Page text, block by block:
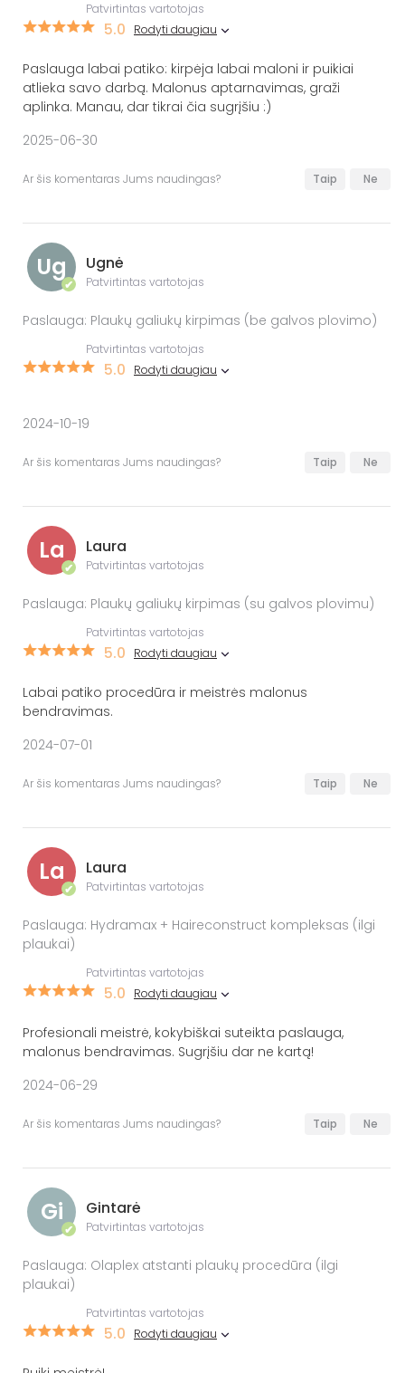
Patvirtintas vartotojas
5.0 Rodyti daugiau
Paslauga labai patiko: kirpėja labai maloni ir puikiai
atlieka savo darbą. Malonus aptarnavimas, graži
aplinka. Manau, dar tikrai čia sugrįšiu :)
2025-06-30
Ar šis komentaras Jums naudingas? Taip Ne
Ug
✔
Ugnė
Patvirtintas vartotojas
Paslauga: Plaukų galiukų kirpimas (be galvos plovimo)
Patvirtintas vartotojas
5.0 Rodyti daugiau
2024-10-19
Ar šis komentaras Jums naudingas? Taip Ne
La
✔
Laura
Patvirtintas vartotojas
Paslauga: Plaukų galiukų kirpimas (su galvos plovimu)
Patvirtintas vartotojas
5.0 Rodyti daugiau
Labai patiko procedūra ir meistrės malonus
bendravimas.
2024-07-01
Ar šis komentaras Jums naudingas? Taip Ne
La
✔
Laura
Patvirtintas vartotojas
Paslauga: Hydramax + Haireconstruct kompleksas (ilgi
plaukai)
Patvirtintas vartotojas
5.0 Rodyti daugiau
Profesionali meistrė, kokybiškai suteikta paslauga,
malonus bendravimas. Sugrįšiu dar ne kartą!
2024-06-29
Ar šis komentaras Jums naudingas? Taip Ne
Gi
✔
Gintarė
Patvirtintas vartotojas
Paslauga: Olaplex atstanti plaukų procedūra (ilgi
plaukai)
Patvirtintas vartotojas
5.0 Rodyti daugiau